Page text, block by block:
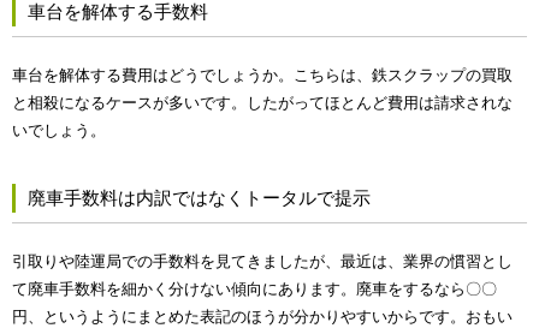
車台を解体する手数料
車台を解体する費用はどうでしょうか。こちらは、鉄スクラップの買取
と相殺になるケースが多いです。したがってほとんど費用は請求されな
いでしょう。
廃車手数料は内訳ではなくトータルで提示
引取りや陸運局での手数料を見てきましたが、最近は、業界の慣習とし
て廃車手数料を細かく分けない傾向にあります。廃車をするなら〇〇
円、というようにまとめた表記のほうが分かりやすいからです。おもい